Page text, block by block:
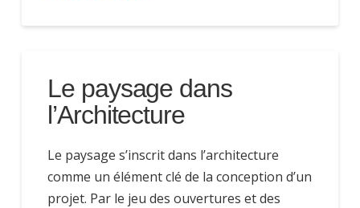
Le paysage dans
l’Architecture
Le paysage s’inscrit dans l’architecture
comme un élément clé de la conception d’un
projet. Par le jeu des ouvertures et des